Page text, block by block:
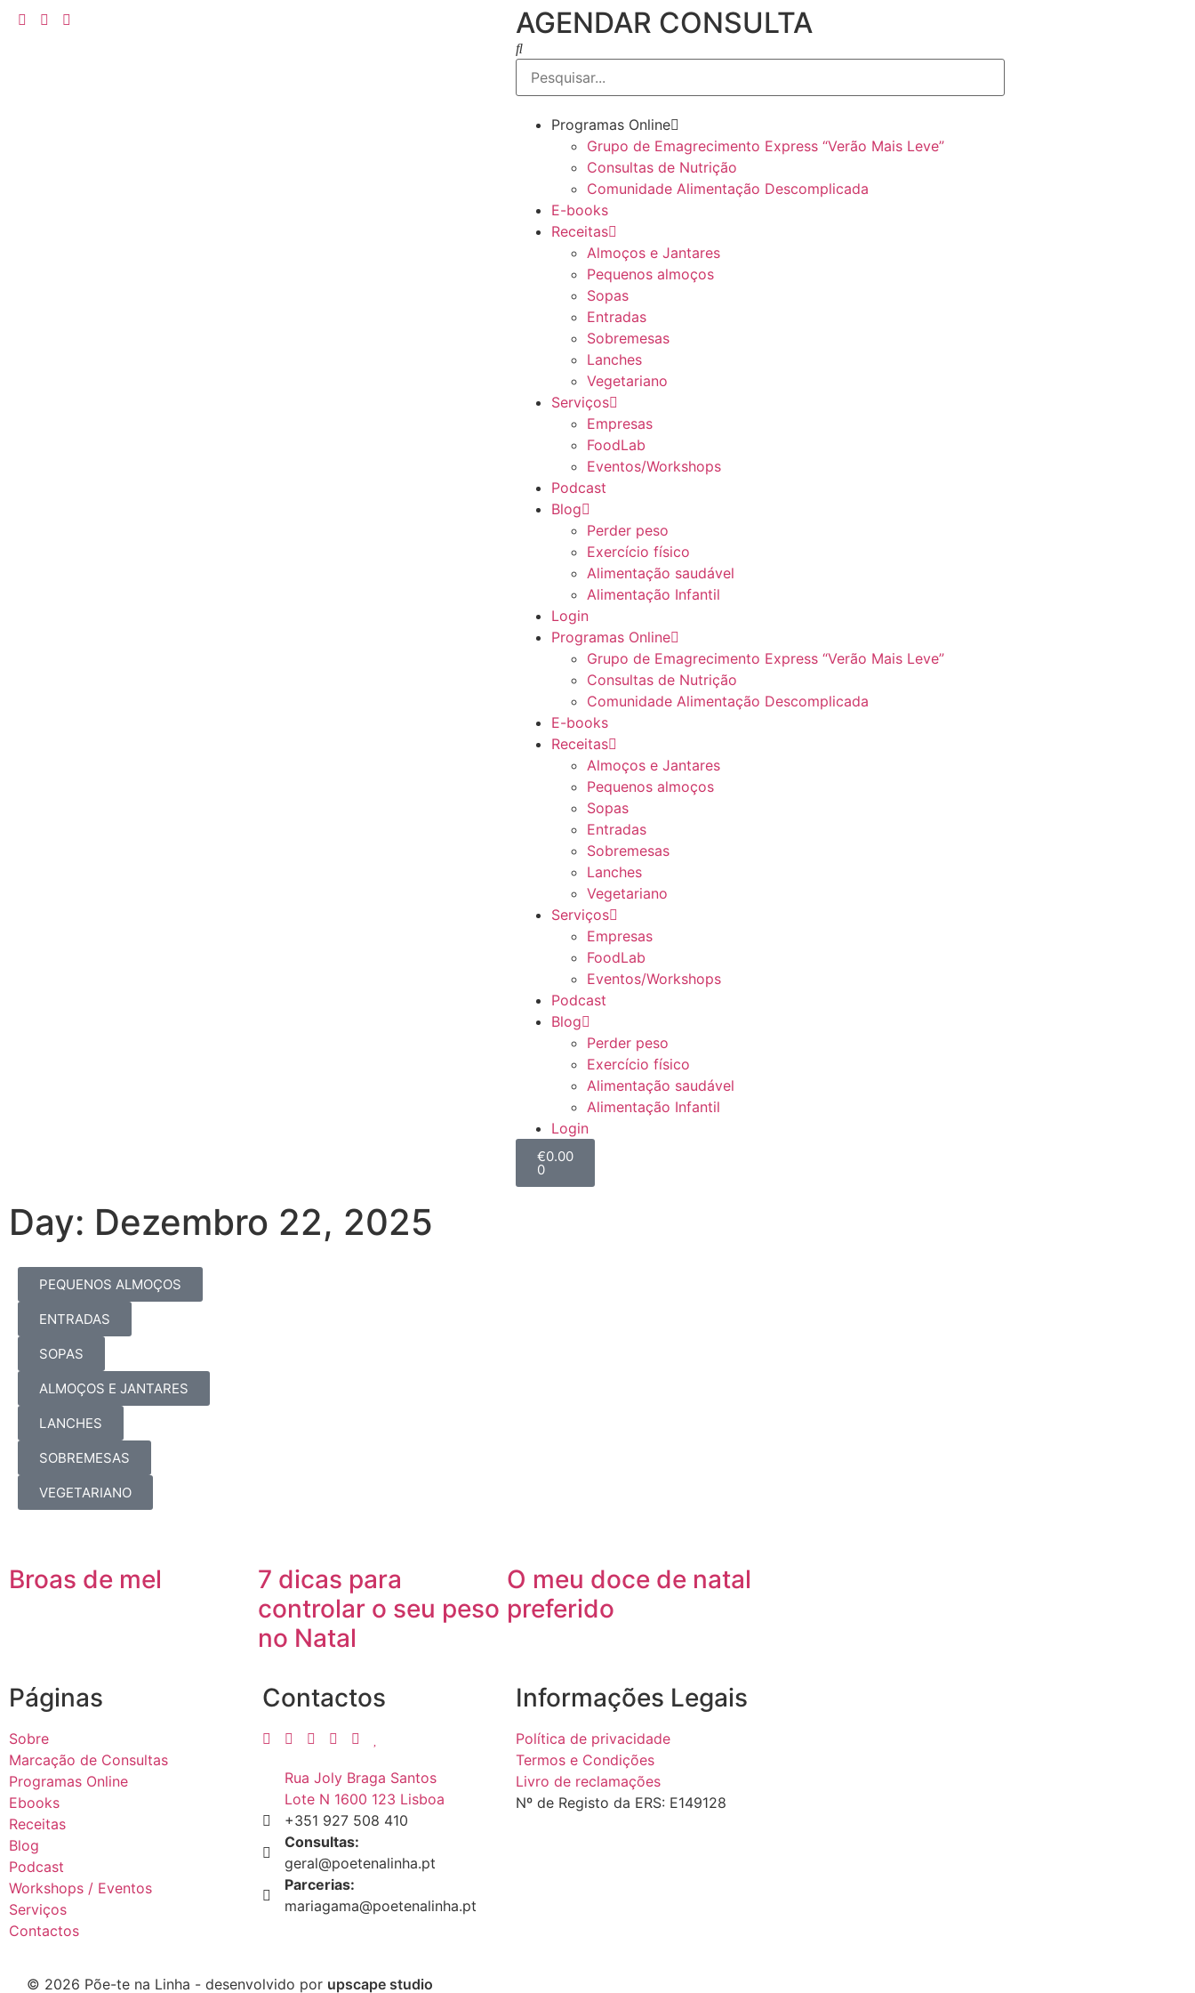
AGENDAR CONSULTA
Programas Online
Grupo de Emagrecimento Express “Verão Mais Leve”
Consultas de Nutrição
Comunidade Alimentação Descomplicada
E-books
Receitas
Almoços e Jantares
Pequenos almoços
Sopas
Entradas
Sobremesas
Lanches
Vegetariano
Serviços
Empresas
FoodLab
Eventos/Workshops
Podcast
Blog
Perder peso
Exercício físico
Alimentação saudável
Alimentação Infantil
Login
Programas Online
Grupo de Emagrecimento Express “Verão Mais Leve”
Consultas de Nutrição
Comunidade Alimentação Descomplicada
E-books
Receitas
Almoços e Jantares
Pequenos almoços
Sopas
Entradas
Sobremesas
Lanches
Vegetariano
Serviços
Empresas
FoodLab
Eventos/Workshops
Podcast
Blog
Perder peso
Exercício físico
Alimentação saudável
Alimentação Infantil
Login
€0.00
0
Day: Dezembro 22, 2025
PEQUENOS ALMOÇOS
ENTRADAS
SOPAS
ALMOÇOS E JANTARES
LANCHES
SOBREMESAS
VEGETARIANO
Broas de mel
7 dicas para
controlar o seu peso
no Natal
O meu doce de natal
preferido
Páginas
Sobre
Marcação de Consultas
Programas Online
Ebooks
Receitas
Blog
Podcast
Workshops / Eventos
Serviços
Contactos
Contactos
Rua Joly Braga Santos
Lote N 1600 123 Lisboa
+351 927 508 410
Consultas:
geral@poetenalinha.pt
Parcerias:
mariagama@poetenalinha.pt
Informações Legais
Política de privacidade
Termos e Condições
Livro de reclamações
Nº de Registo da ERS: E149128
© 2026 Põe-te na Linha - desenvolvido por upscape studio